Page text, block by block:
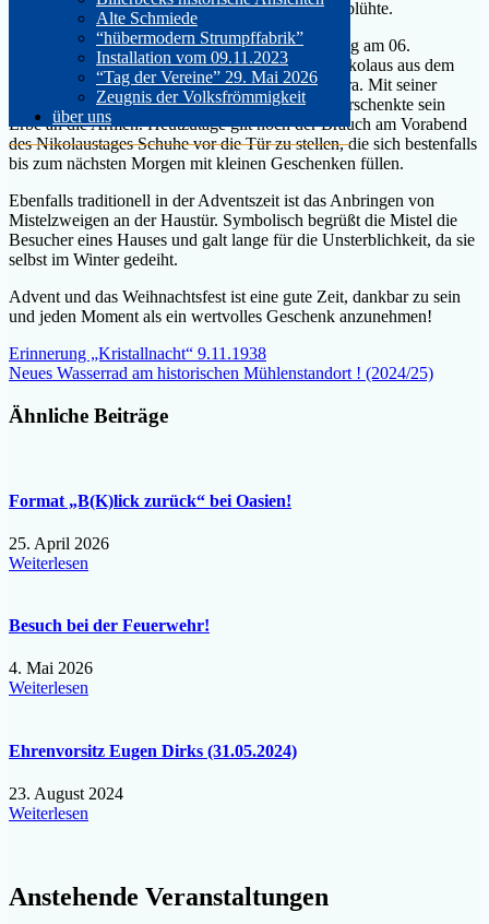
Alte Schmiede
“hübermodern Strumpffabrik”
Installation vom 09.11.2023
“Tag der Vereine” 29. Mai 2026
Zeugnis der Volksfrömmigkeit
über uns
Wasserkrug stellte und der am Tag ihres Todes erblühte.
Beliebt, besonders bei Kindern, ist der Nikolaustag am 06.
Dezember. Vermutlich stammt der “wirkliche” Nikolaus aus dem
Südwesten Kleinasiens und war Bischof von Myra. Mit seiner
Großzügigkeit blieb er im Gedächtnis, denn er verschenkte sein
Erbe an die Armen. Heutzutage gilt noch der Brauch am Vorabend
des Nikolaustages Schuhe vor die Tür zu stellen, die sich bestenfalls
bis zum nächsten Morgen mit kleinen Geschenken füllen.
Ebenfalls traditionell in der Adventszeit ist das Anbringen von
Mistelzweigen an der Haustür. Symbolisch begrüßt die Mistel die
Besucher eines Hauses und galt lange für die Unsterblichkeit, da sie
selbst im Winter gedeiht.
Advent und das Weihnachtsfest ist eine gute Zeit, dankbar zu sein
und jeden Moment als ein wertvolles Geschenk anzunehmen!
Beitragsnavigation
Erinnerung „Kristallnacht“ 9.11.1938
Neues Wasserrad am historischen Mühlenstandort ! (2024/25)
Ähnliche Beiträge
Format „B(K)lick zurück“ bei Oasien!
25. April 2026
Weiterlesen
Besuch bei der Feuerwehr!
4. Mai 2026
Weiterlesen
Ehrenvorsitz Eugen Dirks (31.05.2024)
23. August 2024
Weiterlesen
Anstehende Veranstaltungen